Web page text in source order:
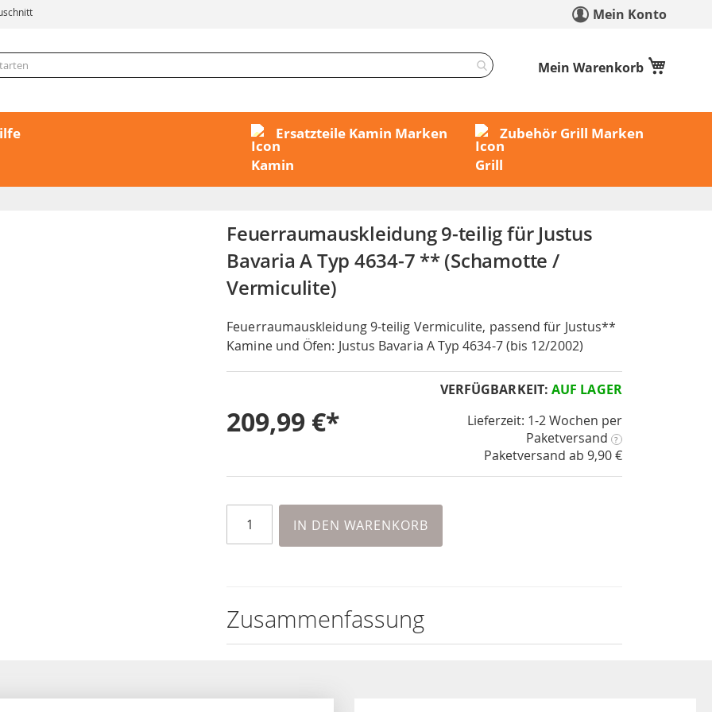
Mein Konto
Mein Warenkorb
Ersatzteile Kamin Marken Zubehör Grill Marken
Feuerraumauskleidung 9-teilig für Justus
Bavaria A Typ 4634-7 ** (Schamotte /
Vermiculite)
Feuerraumauskleidung 9-teilig Vermiculite, passend für Justus**
Kamine und Öfen: Justus Bavaria A Typ 4634-7 (bis 12/2002)
VERFÜGBARKEIT:AUF LAGER
Lieferzeit: 1-2 Wochen per
Paketversand
?
Paketversand ab 9,90 €
209,99 €
IN DEN WARENKORB
Zusammenfassung